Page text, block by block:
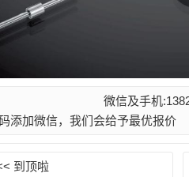
微信及手机
添加微信，我们会给予最优报价
到顶啦